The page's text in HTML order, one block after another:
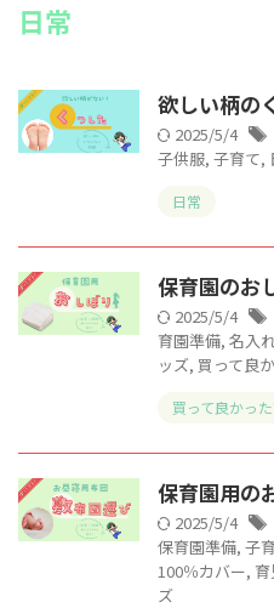
日常
欲しい柄の
2025/5/4
子供服, 子育て,
日常
保育園のお
2025/5/4
育園準備, 名入
ッズ, 買って良
買って良かっ
保育園用の
2025/5/4
保育園準備, 子
100％カバー,
ズ